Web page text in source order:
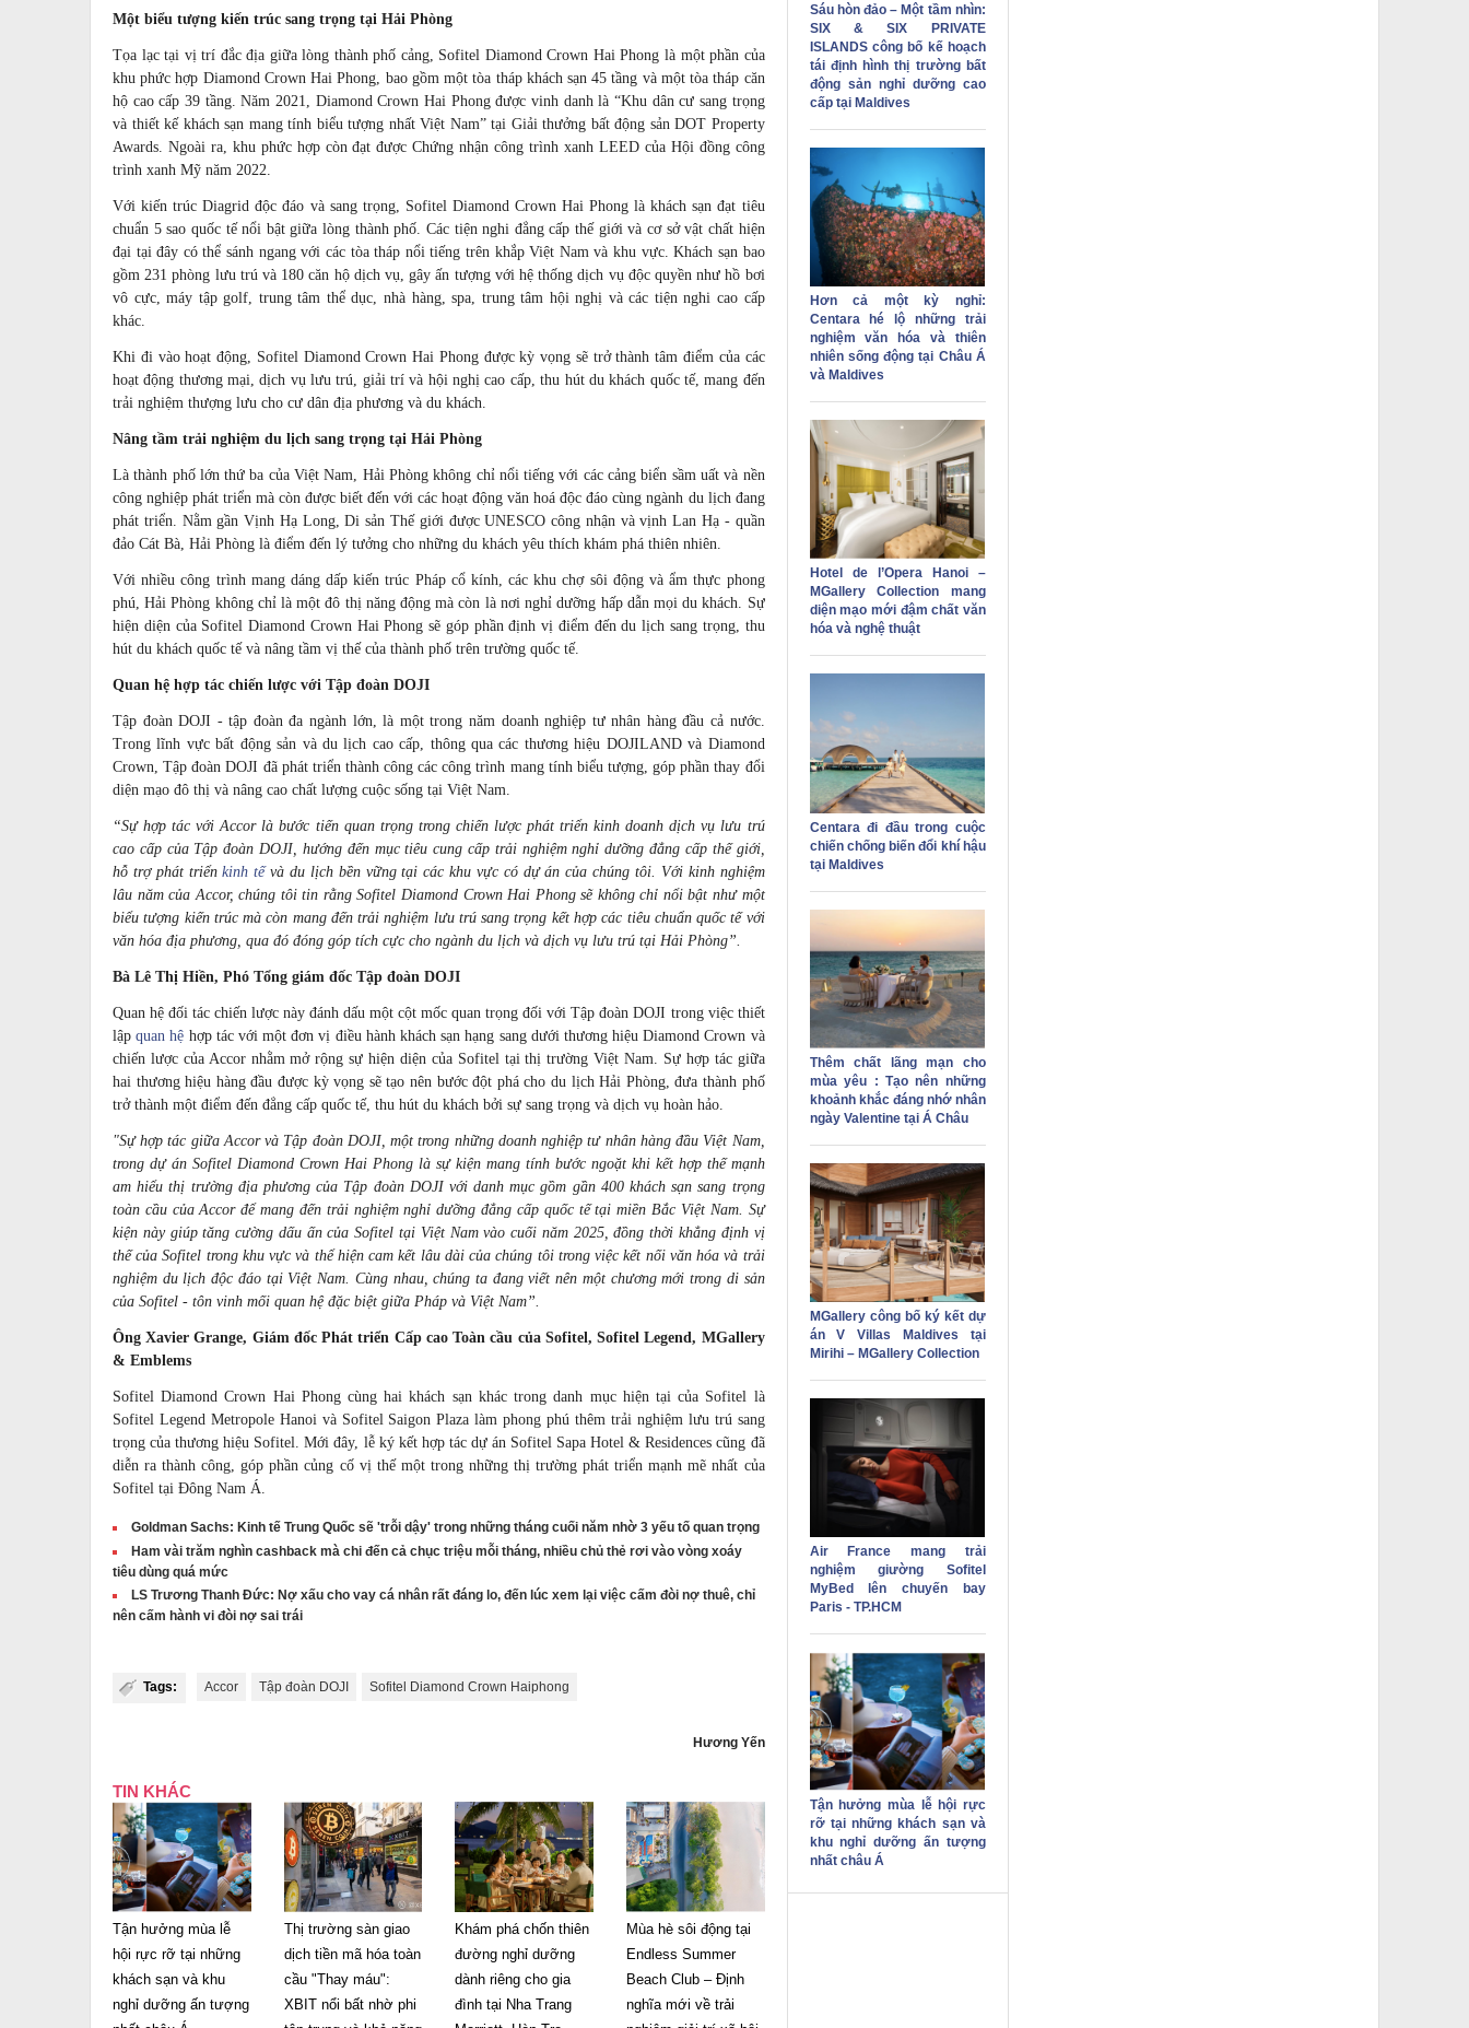
Một biểu tượng kiến trúc sang trọng tại Hải Phòng
Tọa lạc tại vị trí đắc địa giữa lòng thành phố cảng, Sofitel Diamond Crown Hai Phong là một phần của
khu phức hợp Diamond Crown Hai Phong, bao gồm một tòa tháp khách sạn 45 tầng và một tòa tháp căn
hộ cao cấp 39 tầng. Năm 2021, Diamond Crown Hai Phong được vinh danh là “Khu dân cư sang trọng
và thiết kế khách sạn mang tính biểu tượng nhất Việt Nam” tại Giải thưởng bất động sản DOT Property
Awards. Ngoài ra, khu phức hợp còn đạt được Chứng nhận công trình xanh LEED của Hội đồng công
trình xanh Mỹ năm 2022.
Với kiến trúc Diagrid độc đáo và sang trọng, Sofitel Diamond Crown Hai Phong là khách sạn đạt tiêu
chuẩn 5 sao quốc tế nổi bật giữa lòng thành phố. Các tiện nghi đẳng cấp thế giới và cơ sở vật chất hiện
đại tại đây có thể sánh ngang với các tòa tháp nổi tiếng trên khắp Việt Nam và khu vực. Khách sạn bao
gồm 231 phòng lưu trú và 180 căn hộ dịch vụ, gây ấn tượng với hệ thống dịch vụ độc quyền như hồ bơi
vô cực, máy tập golf, trung tâm thể dục, nhà hàng, spa, trung tâm hội nghị và các tiện nghi cao cấp
khác.
Khi đi vào hoạt động, Sofitel Diamond Crown Hai Phong được kỳ vọng sẽ trở thành tâm điểm của các
hoạt động thương mại, dịch vụ lưu trú, giải trí và hội nghị cao cấp, thu hút du khách quốc tế, mang đến
trải nghiệm thượng lưu cho cư dân địa phương và du khách.
Nâng tầm trải nghiệm du lịch sang trọng tại Hải Phòng
Là thành phố lớn thứ ba của Việt Nam, Hải Phòng không chỉ nổi tiếng với các cảng biển sầm uất và nền
công nghiệp phát triển mà còn được biết đến với các hoạt động văn hoá độc đáo cùng ngành du lịch đang
phát triển. Nằm gần Vịnh Hạ Long, Di sản Thế giới được UNESCO công nhận và vịnh Lan Hạ - quần
đảo Cát Bà, Hải Phòng là điểm đến lý tưởng cho những du khách yêu thích khám phá thiên nhiên.
Với nhiều công trình mang dáng dấp kiến trúc Pháp cổ kính, các khu chợ sôi động và ẩm thực phong
phú, Hải Phòng không chỉ là một đô thị năng động mà còn là nơi nghỉ dưỡng hấp dẫn mọi du khách. Sự
hiện diện của Sofitel Diamond Crown Hai Phong sẽ góp phần định vị điểm đến du lịch sang trọng, thu
hút du khách quốc tế và nâng tầm vị thế của thành phố trên trường quốc tế.
Quan hệ hợp tác chiến lược với Tập đoàn DOJI
Tập đoàn DOJI - tập đoàn đa ngành lớn, là một trong năm doanh nghiệp tư nhân hàng đầu cả nước.
Trong lĩnh vực bất động sản và du lịch cao cấp, thông qua các thương hiệu DOJILAND và Diamond
Crown, Tập đoàn DOJI đã phát triển thành công các công trình mang tính biểu tượng, góp phần thay đổi
diện mạo đô thị và nâng cao chất lượng cuộc sống tại Việt Nam.
“Sự hợp tác với Accor là bước tiến quan trọng trong chiến lược phát triển kinh doanh dịch vụ lưu trú
cao cấp của Tập đoàn DOJI, hướng đến mục tiêu cung cấp trải nghiệm nghỉ dưỡng đẳng cấp thế giới,
hỗ trợ phát triểnkinh tếvà du lịch bền vững tại các khu vực có dự án của chúng tôi. Với kinh nghiệm
lâu năm của Accor, chúng tôi tin rằng Sofitel Diamond Crown Hai Phong sẽ không chỉ nổi bật như một
biểu tượng kiến trúc mà còn mang đến trải nghiệm lưu trú sang trọng kết hợp các tiêu chuẩn quốc tế với
văn hóa địa phương, qua đó đóng góp tích cực cho ngành du lịch và dịch vụ lưu trú tại Hải Phòng”.
Bà Lê Thị Hiền, Phó Tổng giám đốc Tập đoàn DOJI
Quan hệ đối tác chiến lược này đánh dấu một cột mốc quan trọng đối với Tập đoàn DOJI trong việc thiết
lậpquan hệ hợp tác với một đơn vị điều hành khách sạn hạng sang dưới thương hiệu Diamond Crown và
chiến lược của Accor nhằm mở rộng sự hiện diện của Sofitel tại thị trường Việt Nam. Sự hợp tác giữa
hai thương hiệu hàng đầu được kỳ vọng sẽ tạo nên bước đột phá cho du lịch Hải Phòng, đưa thành phố
trở thành một điểm đến đẳng cấp quốc tế, thu hút du khách bởi sự sang trọng và dịch vụ hoàn hảo.
"Sự hợp tác giữa Accor và Tập đoàn DOJI, một trong những doanh nghiệp tư nhân hàng đầu Việt Nam,
trong dự án Sofitel Diamond Crown Hai Phong là sự kiện mang tính bước ngoặt khi kết hợp thế mạnh
am hiểu thị trường địa phương của Tập đoàn DOJI với danh mục gồm gần 400 khách sạn sang trọng
toàn cầu của Accor để mang đến trải nghiệm nghỉ dưỡng đẳng cấp quốc tế tại miền Bắc Việt Nam. Sự
kiện này giúp tăng cường dấu ấn của Sofitel tại Việt Nam vào cuối năm 2025, đồng thời khẳng định vị
thế của Sofitel trong khu vực và thể hiện cam kết lâu dài của chúng tôi trong việc kết nối văn hóa và trải
nghiệm du lịch độc đáo tại Việt Nam. Cùng nhau, chúng ta đang viết nên một chương mới trong di sản
của Sofitel - tôn vinh mối quan hệ đặc biệt giữa Pháp và Việt Nam”.
Ông Xavier Grange, Giám đốc Phát triển Cấp cao Toàn cầu của Sofitel, Sofitel Legend, MGallery
& Emblems
Sofitel Diamond Crown Hai Phong cùng hai khách sạn khác trong danh mục hiện tại của Sofitel là
Sofitel Legend Metropole Hanoi và Sofitel Saigon Plaza làm phong phú thêm trải nghiệm lưu trú sang
trọng của thương hiệu Sofitel. Mới đây, lễ ký kết hợp tác dự án Sofitel Sapa Hotel & Residences cũng đã
diễn ra thành công, góp phần củng cố vị thế một trong những thị trường phát triển mạnh mẽ nhất của
Sofitel tại Đông Nam Á.
Goldman Sachs: Kinh tế Trung Quốc sẽ 'trỗi dậy' trong những tháng cuối năm nhờ 3 yếu tố quan trọng
Ham vài trăm nghìn cashback mà chi đến cả chục triệu mỗi tháng, nhiều chủ thẻ rơi vào vòng xoáy
tiêu dùng quá mức
LS Trương Thanh Đức: Nợ xấu cho vay cá nhân rất đáng lo, đến lúc xem lại việc cấm đòi nợ thuê, chỉ
nên cấm hành vi đòi nợ sai trái
Tags: Accor Tập đoàn DOJI Sofitel Diamond Crown Haiphong
Hương Yến
TIN KHÁC
Tận hưởng mùa lễ
hội rực rỡ tại những
khách sạn và khu
nghỉ dưỡng ấn tượng
Thị trường sàn giao
dịch tiền mã hóa toàn
cầu "Thay máu":
XBIT nổi bất nhờ phi
Khám phá chốn thiên
đường nghỉ dưỡng
dành riêng cho gia
đình tại Nha Trang
Mùa hè sôi động tại
Endless Summer
Beach Club – Định
nghĩa mới về trải
Sáu hòn đảo – Một tầm nhìn:
SIX & SIX PRIVATE
ISLANDS công bố kế hoạch
tái định hình thị trường bất
động sản nghỉ dưỡng cao
cấp tại Maldives
Hơn cả một kỳ nghỉ:
Centara hé lộ những trải
nghiệm văn hóa và thiên
nhiên sống động tại Châu Á
và Maldives
Hotel de l’Opera Hanoi –
MGallery Collection mang
diện mạo mới đậm chất văn
hóa và nghệ thuật
Centara đi đầu trong cuộc
chiến chống biến đổi khí hậu
tại Maldives
Thêm chất lãng mạn cho
mùa yêu : Tạo nên những
khoảnh khắc đáng nhớ nhân
ngày Valentine tại Á Châu
MGallery công bố ký kết dự
án V Villas Maldives tại
Mirihi – MGallery Collection
Air France mang trải
nghiệm giường Sofitel
MyBed lên chuyến bay
Paris - TP.HCM
Tận hưởng mùa lễ hội rực
rỡ tại những khách sạn và
khu nghỉ dưỡng ấn tượng
nhất châu Á